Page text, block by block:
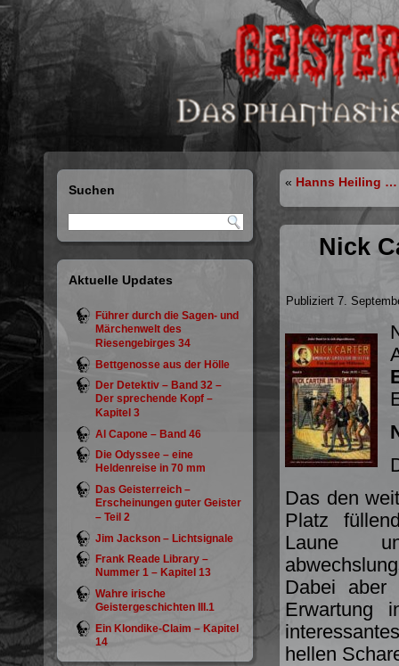
Suchen
Aktuelle Updates
Führer durch die Sagen- und
Märchenwelt des
Riesengebirges 34
Bettgenosse aus der Hölle
Der Detektiv – Band 32 –
Der sprechende Kopf –
Kapitel 3
Al Capone – Band 46
Die Odyssee – eine
Heldenreise in 70 mm
Das Geisterreich –
Erscheinungen guter Geister
– Teil 2
Jim Jackson – Lichtsignale
Frank Reade Library –
Nummer 1 – Kapitel 13
Wahre irische
Geistergeschichten III.1
Ein Klondike-Claim – Kapitel
14
« Hanns Heiling …
Nick
Publiziert 7.
Das den
Platz
Laune
Dabei aber
Erwartung
hellen